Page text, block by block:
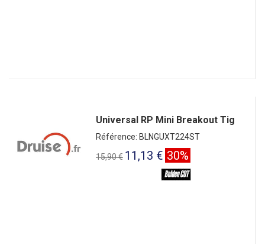
Universal RP Mini Breakout Tig
Référence: BLNGUXT224ST
15,90 € 11,13 € 30%